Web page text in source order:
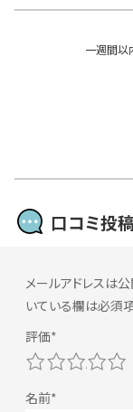
一週間以
口コミ投
メールアドレスは公
いている欄は必須
5
4
3
2